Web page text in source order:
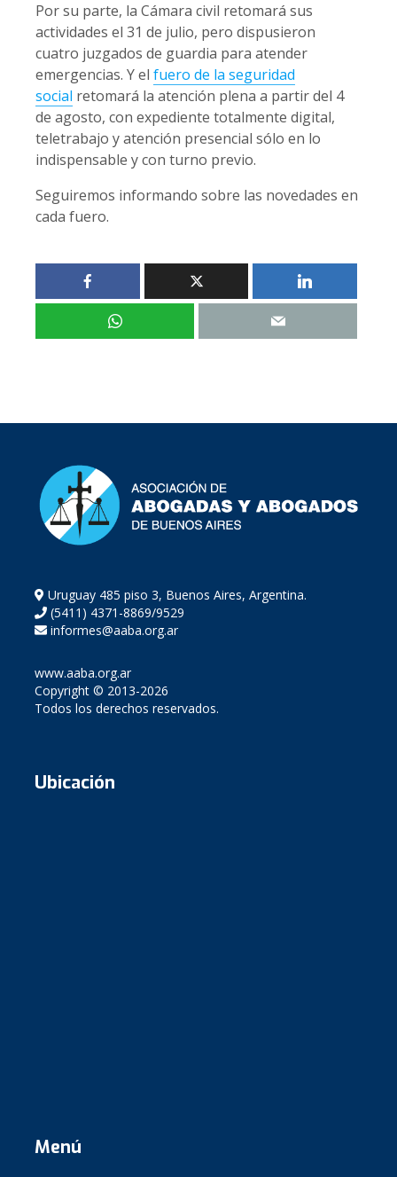
Por su parte, la Cámara civil retomará sus
actividades el 31 de julio, pero dispusieron
cuatro juzgados de guardia para atender
emergencias. Y el fuero de la seguridad
social retomará la atención plena a partir del 4
de agosto, con expediente totalmente digital,
teletrabajo y atención presencial sólo en lo
indispensable y con turno previo.
Seguiremos informando sobre las novedades en
cada fuero.
Uruguay 485 piso 3, Buenos Aires, Argentina.
(5411) 4371-8869/9529
informes@aaba.org.ar
www.aaba.org.ar
Copyright © 2013-2026
Todos los derechos reservados.
Ubicación
Menú